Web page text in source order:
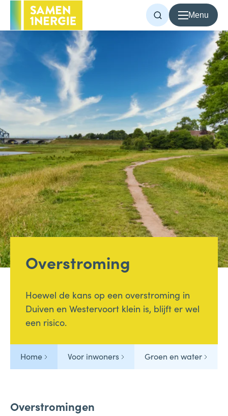
Menu
Voor inwoners
Voor bedrijven
Over Samen1Nergie
Artikelen
Projecten
Contact
Home
Bellen Mailen
Samen1Nergie is een initiatief van de gemeenten
Duiven en Westervoort
Overstroming
Hoewel de kans op een overstroming in
Duiven en Westervoort klein is, blijft er wel
een risico.
Home Voor inwoners Groen en water
Overstromingen